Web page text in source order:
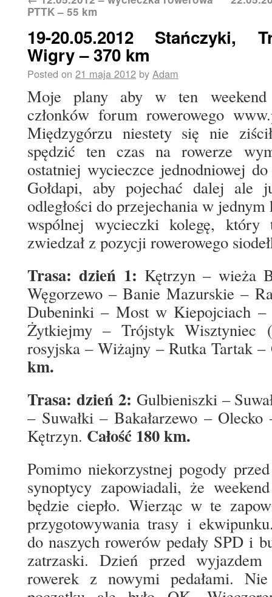
PTTK – 55 km
19-20.05.2012 Stańczyki,
Wigry – 370 km
Posted on 21 maja 2012 by Adam
Moje plany aby w ten
członków forum rowerowego
Międzygórzu niestety się nie
spędzić ten czas na rowerze
ostatniej wycieczce jednodniowej
Gołdapi, aby pojechać dalej
odległości do przejechania w
wspólnej wycieczki kolegę,
zwiedzał z pozycji rowerowego
Trasa: dzień 1: Kętrzyn – wieża
Węgorzewo – Banie Mazurskie –
Dubeninki – Most w Kiepojciach
Żytkiejmy – Trójstyk Wisztyniec
rosyjska – Wiżajny – Rutka Tartak
km.
Trasa: dzień 2: Gulbieniszki –
– Suwałki – Bakałarzewo –
Kętrzyn. Całość 180 km.
Pomimo niekorzystnej pogody
synoptycy zapowiadali, że
będzie ciepło. Wierząc w te
przygotowywania trasy i
do naszych rowerów pedały SPD i
zatrzaski. Dzień przed wyjazdem
rowerek z nowymi pedałami.